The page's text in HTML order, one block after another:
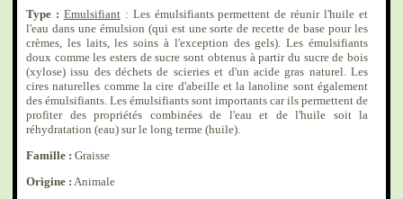
Type : Emulsifiant: Les émulsifiants permettent de réunir l'huile et
l'eau dans une émulsion (qui est une sorte de recette de base pour les
crèmes, les laits, les soins à l'exception des gels). Les émulsifiants
doux comme les esters de sucre sont obtenus à partir du sucre de bois
(xylose) issu des déchets de scieries et d'un acide gras naturel. Les
cires naturelles comme la cire d'abeille et la lanoline sont également
des émulsifiants. Les émulsifiants sont importants car ils permettent de
profiter des propriétés combinées de l'eau et de l'huile soit la
réhydratation (eau) sur le long terme (huile).
Famille : Graisse
Origine : Animale